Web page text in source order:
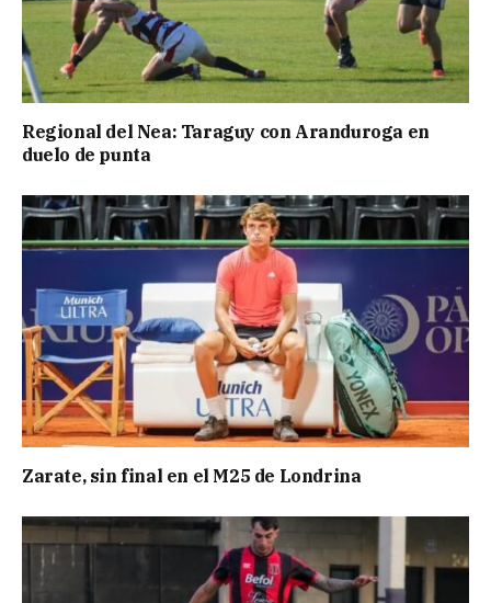
Regional del Nea: Taraguy con Aranduroga en
duelo de punta
Zarate, sin final en el M25 de Londrina